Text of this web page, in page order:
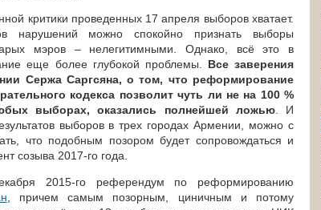
критики проведенных 17 апреля выборов хватает.
нарушений можно спокойно признать выборы
мэров – нелегитимными. Однако, всё это в
еще более глубокой проблемы. Все заверения
Сержа Саргсяна, о том, что реформирование
кодекса позволит чуть ли не на 100 %
выборах, оказались полнейшей ложью. И
выборов в трех городах Армении, можно с
что подобным позором будет сопровождаться и
созыва 2017-го года.
2015-го референдум по реформированию
, причем самым позорным, циничным и потому